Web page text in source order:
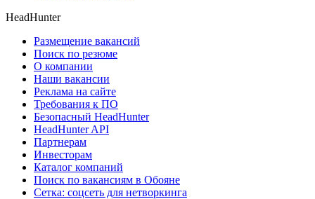
HeadHunter
Размещение вакансий
Поиск по резюме
О компании
Наши вакансии
Реклама на сайте
Требования к ПО
Безопасный HeadHunter
HeadHunter API
Партнерам
Инвесторам
Каталог компаний
Поиск по вакансиям в Обояне
Сетка: соцсеть для нетворкинга